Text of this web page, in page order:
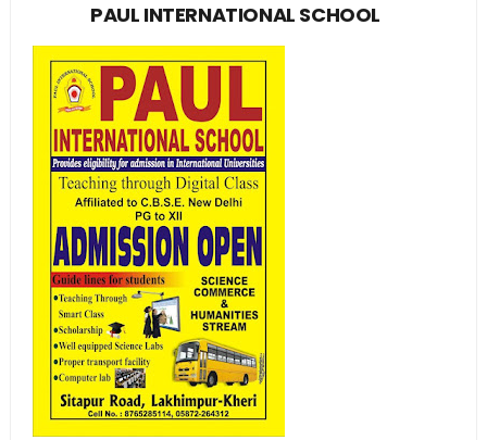
PAUL INTERNATIONAL SCHOOL